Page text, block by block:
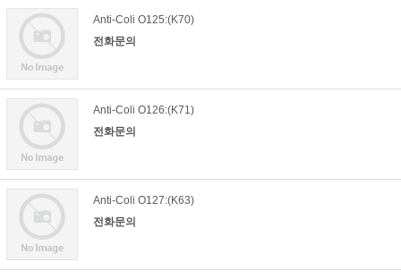
Anti-Coli O125:(K70)
전화문의
Anti-Coli O126:(K71)
전화문의
Anti-Coli O127:(K63)
전화문의